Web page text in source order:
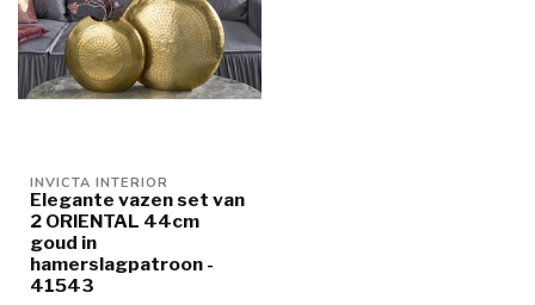
INVICTA INTERIOR
Elegante vazen set van
2 ORIENTAL 44cm
goud in
hamerslagpatroon -
41543